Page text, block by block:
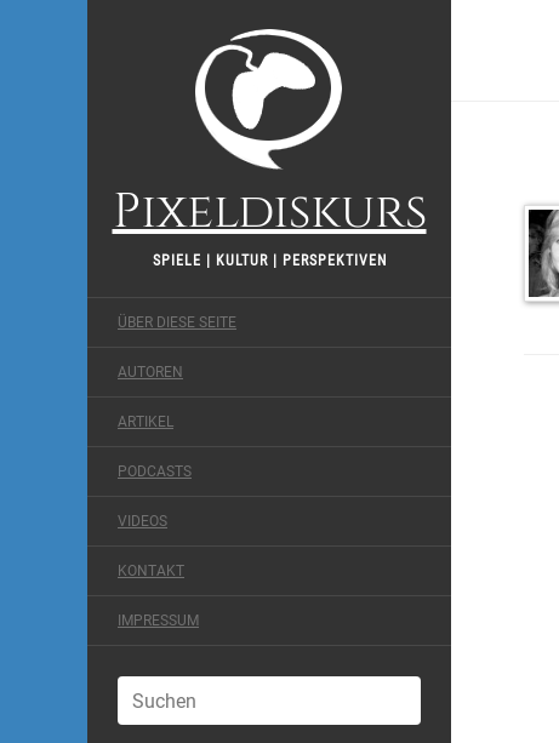
Pixeldiskurs
SPIELE | KULTUR | PERSPEKTIVEN
ÜBER DIESE SEITE
AUTOREN
ARTIKEL
PODCASTS
VIDEOS
KONTAKT
IMPRESSUM